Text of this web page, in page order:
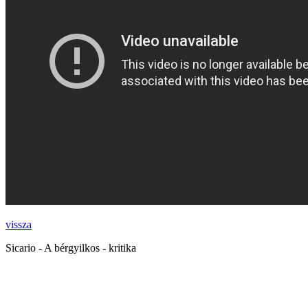
vissza
Sicario - A bérgyilkos - kritika